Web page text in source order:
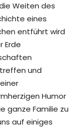
Weiten des
eines
entführt wird
Erde
und
Humor
ganze Familie zu
auf einiges